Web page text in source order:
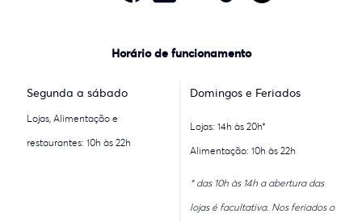
Horário de funcionamento
Segunda a sábado
Lojas, Alimentação e
restaurantes: 10h às 22h
Domingos e Feriados
Lojas: 14h às 20h*
Alimentação: 10h às 22h
* das 10h às 14h a abertura das
lojas é facultativa. Nos feriados o